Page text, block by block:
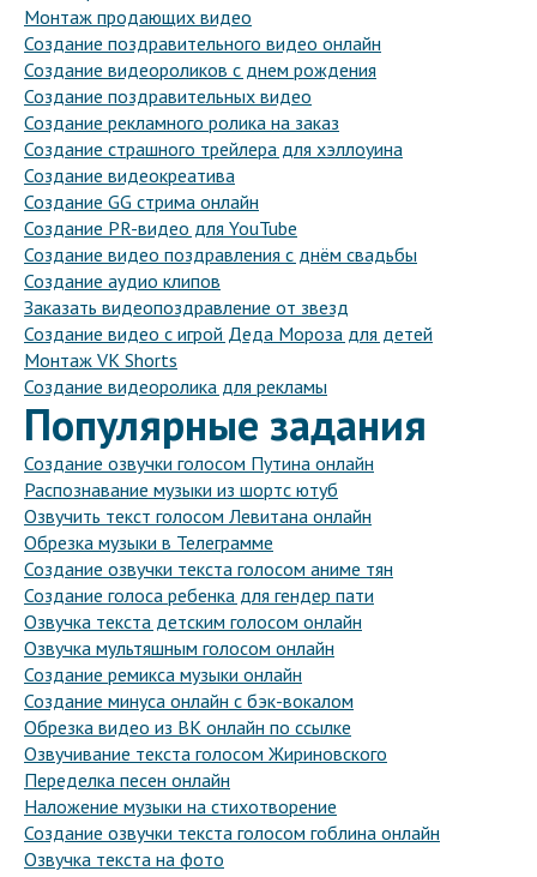
Монтаж продающих видео
Создание поздравительного видео онлайн
Создание видеороликов с днем рождения
Создание поздравительных видео
Создание рекламного ролика на заказ
Создание страшного трейлера для хэллоуина
Создание видеокреатива
Создание GG стрима онлайн
Создание PR-видео для YouTube
Создание видео поздравления с днём свадьбы
Создание аудио клипов
Заказать видеопоздравление от звезд
Создание видео с игрой Деда Мороза для детей
Монтаж VK Shorts
Создание видеоролика для рекламы
Популярные задания
Создание озвучки голосом Путина онлайн
Распознавание музыки из шортс ютуб
Озвучить текст голосом Левитана онлайн
Обрезка музыки в Телеграмме
Создание озвучки текста голосом аниме тян
Создание голоса ребенка для гендер пати
Озвучка текста детским голосом онлайн
Озвучка мультяшным голосом онлайн
Создание ремикса музыки онлайн
Создание минуса онлайн с бэк-вокалом
Обрезка видео из ВК онлайн по ссылке
Озвучивание текста голосом Жириновского
Переделка песен онлайн
Наложение музыки на стихотворение
Создание озвучки текста голосом гоблина онлайн
Озвучка текста на фото